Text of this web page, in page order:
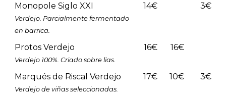
Monopole Siglo XXI
Verdejo. Parcialmente fermentado
en barrica.
14€ 3€
Protos Verdejo
Verdejo 100%. Criado sobre lias.
16€ 16€
Marqués de Riscal Verdejo
Verdejo de viñas seleccionadas.
17€ 10€ 3€